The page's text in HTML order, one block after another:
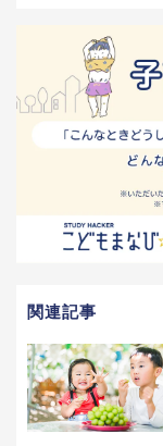
関連記事